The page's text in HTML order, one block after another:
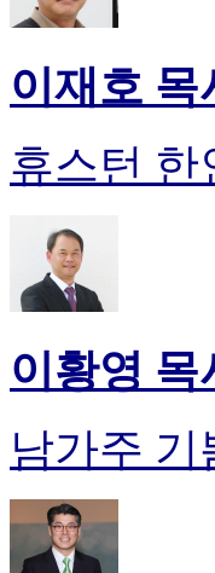
이재호 목
휴스턴 한
이황영 목
남가주 기